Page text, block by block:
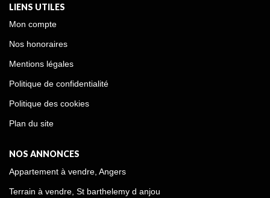
LIENS UTILES
Mon compte
Nos honoraires
Mentions légales
Politique de confidentialité
Politique des cookies
Plan du site
NOS ANNONCES
Appartement à vendre, Angers
Terrain à vendre, St barthelemy d anjou